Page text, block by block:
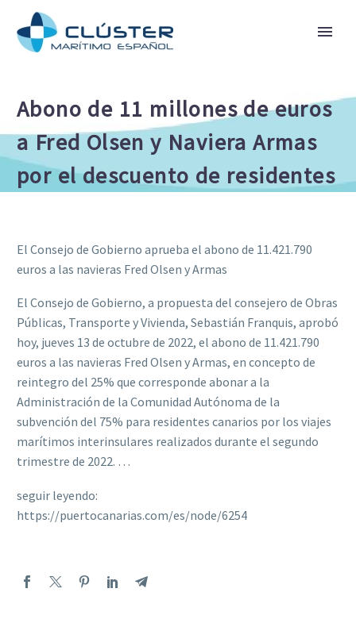
Abono de 11 millones de euros
a Fred Olsen y Naviera Armas
por el descuento de residentes
El Consejo de Gobierno aprueba el abono de 11.421.790
euros a las navieras Fred Olsen y Armas
El Consejo de Gobierno, a propuesta del consejero de Obras
Públicas, Transporte y Vivienda, Sebastián Franquis, aprobó
hoy, jueves 13 de octubre de 2022, el abono de 11.421.790
euros a las navieras Fred Olsen y Armas, en concepto de
reintegro del 25% que corresponde abonar a la
Administración de la Comunidad Autónoma de la
subvención del 75% para residentes canarios por los viajes
marítimos interinsulares realizados durante el segundo
trimestre de 2022. …
seguir leyendo:
https://puertocanarias.com/es/node/6254